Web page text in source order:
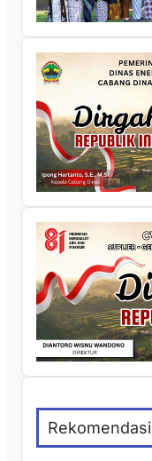
Rekomendasi